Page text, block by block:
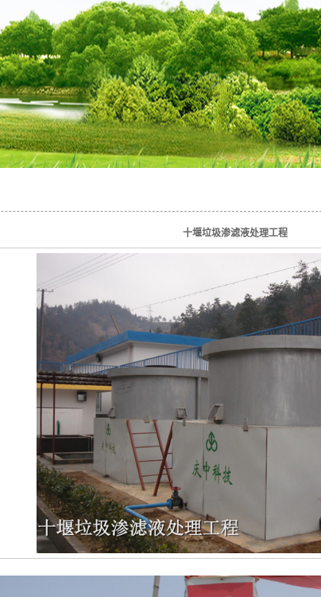
环境保护设备
技能研发
十堰垃圾渗滤液处理工程